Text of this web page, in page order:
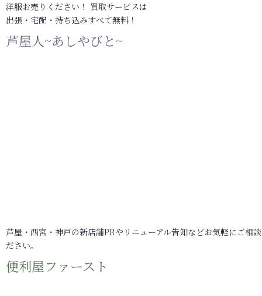
洋服お売りください！ 買取サービスは
出張・宅配・持ち込みすべて無料！
芦屋人~あしやびと~
芦屋・西宮・神戸の新店舗PRやリニューアル告知などお気軽にご相
ださい。
便利屋ファースト